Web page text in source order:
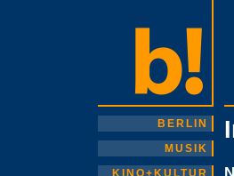
BERLIN
MUSIK
KINO+KULTUR